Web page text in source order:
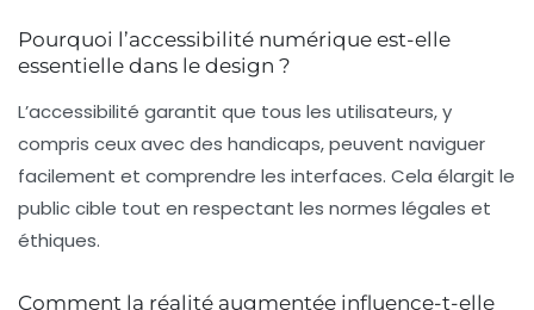
Pourquoi l’accessibilité numérique est-elle
essentielle dans le design ?
L’accessibilité garantit que tous les utilisateurs, y
compris ceux avec des handicaps, peuvent naviguer
facilement et comprendre les interfaces. Cela élargit le
public cible tout en respectant les normes légales et
éthiques.
Comment la réalité augmentée influence-t-elle